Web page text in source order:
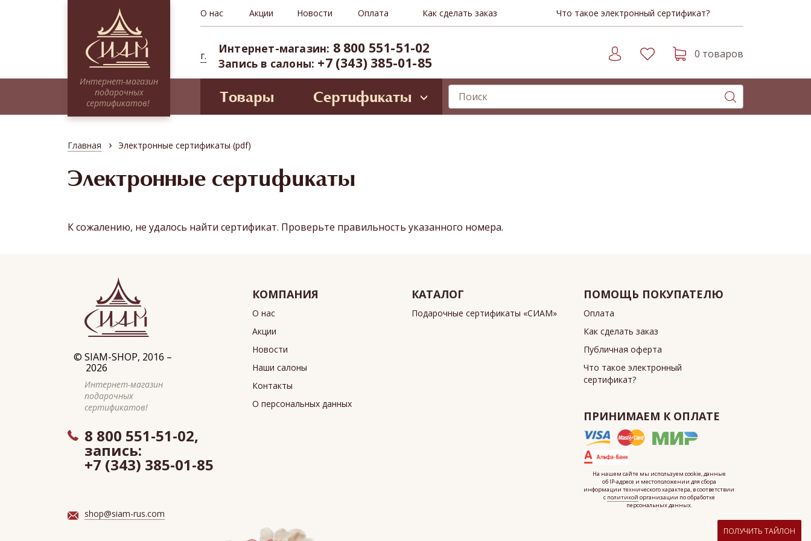
Интернет-магазин
подарочных
сертификатов!
О нас Акции Новости Оплата Как сделать заказ Что такое электронный сертификат?
г. Интернет-магазин: 8 800 551-51-02
Запись в салоны: +7 (343) 385-01-85
0 товаров
Товары Сертификаты
Тайские традиции
Миксы
Программы для двоих
Сиам Oriental SPA (ул. Б.Ельцина, 8)
СПА-пространство Тайнесс (Вайнера, 60)
Депозиты и VIP-карты
Главная › Электронные сертификаты (pdf)
Электронные сертификаты
К сожалению, не удалось найти сертификат. Проверьте правильность указанного номера.
© SIAM-SHOP, 2016 –
2026
Интернет-магазин
подарочных
сертификатов!
8 800 551-51-02,
запись:
+7 (343) 385-01-85
shop@siam-rus.com
КОМПАНИЯ
О нас
Акции
Новости
Наши салоны
Контакты
О персональных данных
КАТАЛОГ
Подарочные сертификаты «СИАМ»
ПОМОЩЬ ПОКУПАТЕЛЮ
Оплата
Как сделать заказ
Публичная оферта
Что такое электронный
сертификат?
ПРИНИМАЕМ К ОПЛАТЕ
На нашем сайте мы используем cookie, данные
об IP-адресе и местоположении для сбора
информации технического характера, в соответствии
с политикой организации по обработке
персональных данных.
ПОЛУЧИТЬ ТАЙЛОН